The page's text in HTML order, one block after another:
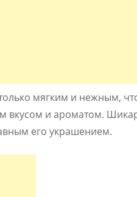
мягким и нежным,
вкусом и ароматом.
его украшением.